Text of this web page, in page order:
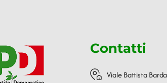
Contatti
Viale Battista